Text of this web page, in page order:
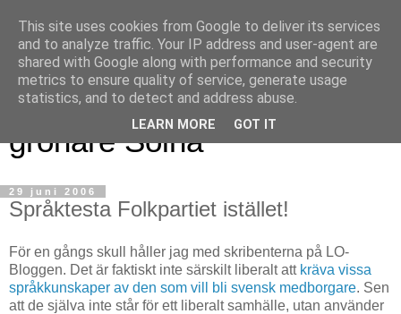
Magnus blogg - för ett
grönare Solna
29 juni 2006
Språktesta Folkpartiet istället!
För en gångs skull håller jag med skribenterna på LO-
Bloggen. Det är faktiskt inte särskilt liberalt att kräva vissa
språkkunskaper av den som vill bli svensk medborgare. Sen
att de själva inte står för ett liberalt samhälle, utan använder
This site uses cookies from Google to deliver its services
and to analyze traffic. Your IP address and user-agent are
shared with Google along with performance and security
metrics to ensure quality of service, generate usage
statistics, and to detect and address abuse.
LEARN MORE GOT IT